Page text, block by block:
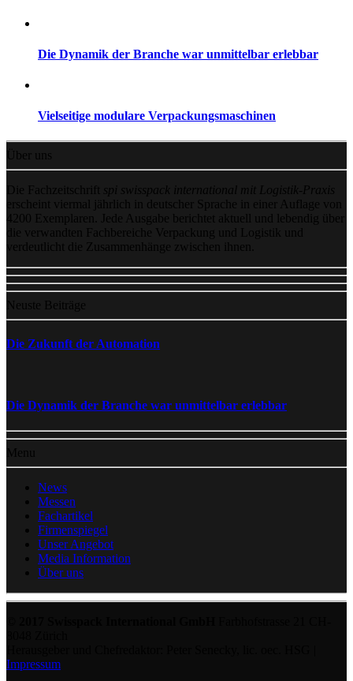
Die Dynamik der Branche war unmittelbar erlebbar
Vielseitige modulare Verpackungsmaschinen
Über uns
Die Fachzeitschrift
spi swisspack international mit Logistik-Praxis
erscheint viermal jährlich in deutscher Sprache in einer Auflage von
4200 Exemplaren. Jede Ausgabe berichtet aktuell und lebendig über
die verwandten Fachbereiche Verpackung und Logistik und
verdeutlicht die Zusammenhänge zwischen ihnen.
Neuste Beiträge
Die Zukunft der Automation
Die Dynamik der Branche war unmittelbar erlebbar
Menu
News
Messen
Fachartikel
Firmenspiegel
Unser Angebot
Media Information
Über uns
Impressum